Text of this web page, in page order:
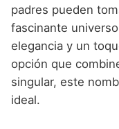
Nombres
Nombres
Nombres
Nombres
Nombres
padres pueden
fascinante
elegancia y un
opción que
singular, este
ideal.